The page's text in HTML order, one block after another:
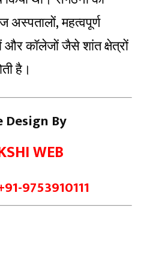
महत्वपूर्ण
और कॉलेजों जैसे शांत क्षेत्रों
है।
Design By
WEB
9753910111